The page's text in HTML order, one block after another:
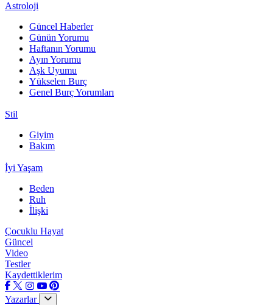
Astroloji
Güncel Haberler
Günün Yorumu
Haftanın Yorumu
Ayın Yorumu
Aşk Uyumu
Yükselen Burç
Genel Burç Yorumları
Stil
Giyim
Bakım
İyi Yaşam
Beden
Ruh
İlişki
Çocuklu Hayat
Güncel
Video
Testler
Kaydettiklerim
Yazarlar